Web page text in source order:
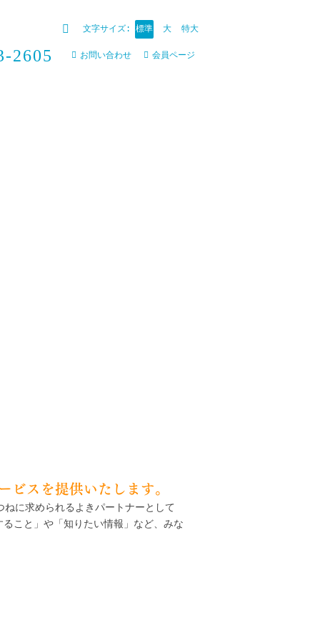
2605
文字サイズ: 標準 大 特大
お問い合わせ 会員ページ
ビスを提供いたします。
に求められるよきパートナーとして
こと」や「知りたい情報」など、みな